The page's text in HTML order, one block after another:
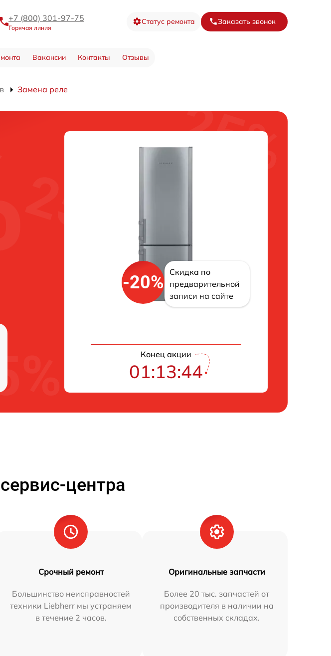
+7 (800) 301-97-75
Горячая линия
Статус ремонта Заказать звонок
Вакансии Контакты Отзывы
Замена реле
-20%
Скидка по
предварительной
записи на сайте
Конец акции
01:13:43
центра
Срочный ремонт
Большинство неисправностей
техники Liebherr мы устраняем
в течение 2 часов.
Оригинальные запчасти
Более 20 тыс. запчастей от
производителя в наличии на
собственных складах.